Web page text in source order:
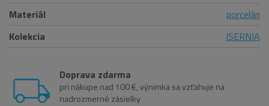
Materiál
porcelán
Kolekcia
ISERNIA
Doprava zdarma
pri nákupe nad 100 €, výnimka sa vzťahuje na
nadrozmerné zásielky